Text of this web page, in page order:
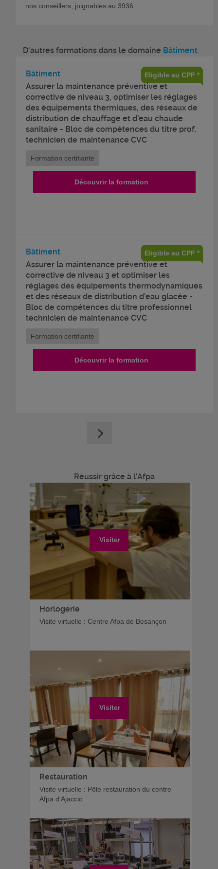
nos conseillers, joignables au 3936.
D'autres formations dans le domaine Bâtiment
Bâtiment
Assurer la maintenance préventive et
corrective de niveau 3, optimiser les réglages
des équipements thermiques, des réseaux de
distribution de chauffage et d’eau chaude
sanitaire - Bloc de compétences du titre prof.
technicien de maintenance CVC
Eligible au CPF *
Formation certifiante
Découvrir la formation
Bâtiment
Assurer la maintenance préventive et
corrective de niveau 3 et optimiser les
réglages des équipements thermodynamiques
et des réseaux de distribution d’eau glacée -
Bloc de compétences du titre professionnel
technicien de maintenance CVC
Eligible au CPF *
Formation certifiante
Découvrir la formation
Réussir grâce à l'Afpa
Visiter
Horlogerie
Visite virtuelle : Centre Afpa de Besançon
Visiter
Restauration
Visite virtuelle : Pôle restauration du centre
Afpa d'Ajaccio